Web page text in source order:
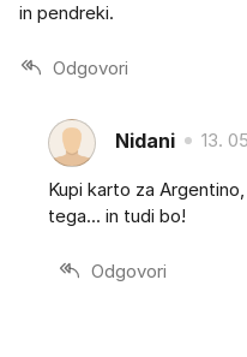
in pendreki.
Odgovori
Nidani 13.
Kupi karto za
tega... in tudi bo!
Odgovori